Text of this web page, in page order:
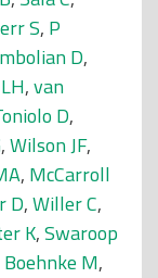
S, P
D,
,van
D,
,Wilson JF,
, McCarroll
D,Willer C,
K,Swaroop
Boehnke M,